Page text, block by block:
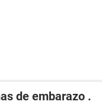
de embarazo .